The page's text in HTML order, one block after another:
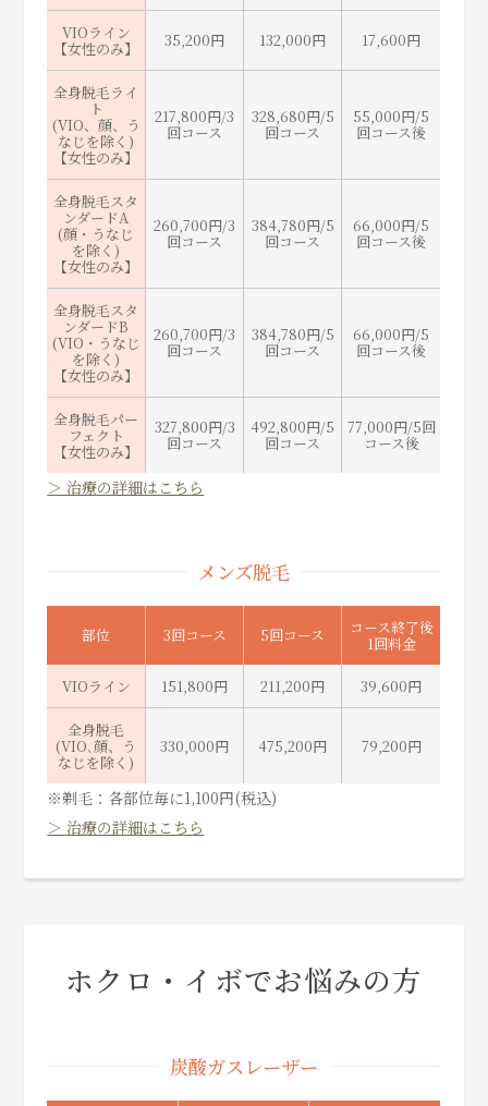
VIOライン
【女性のみ】 35,200円 132,000円 17,600円
全身脱毛ライ
ト
(VIO、顔、う
なじを除く)
【女性のみ】
217,800円/3
回コース
328,680円/5
回コース
55,000円/5
回コース後
全身脱毛スタ
ンダードA
(顔・うなじ
を除く)
【女性のみ】
260,700円/3
回コース
384,780円/5
回コース
66,000円/5
回コース後
全身脱毛スタ
ンダードB
(VIO・うなじ
を除く)
【女性のみ】
260,700円/3
回コース
384,780円/5
回コース
66,000円/5
回コース後
全身脱毛パー
フェクト
【女性のみ】
327,800円/3
回コース
492,800円/5
回コース
77,000円/5回
コース後
＞ 治療の詳細はこちら
メンズ脱毛
部位 3回コース 5回コース コース終了後
1回料金
VIOライン 151,800円 211,200円 39,600円
全身脱毛
(VIO､顔、う
なじを除く)
330,000円 475,200円 79,200円
※剃毛：各部位毎に1,100円(税込)
＞ 治療の詳細はこちら
ホクロ・イボでお悩みの方
炭酸ガスレーザー